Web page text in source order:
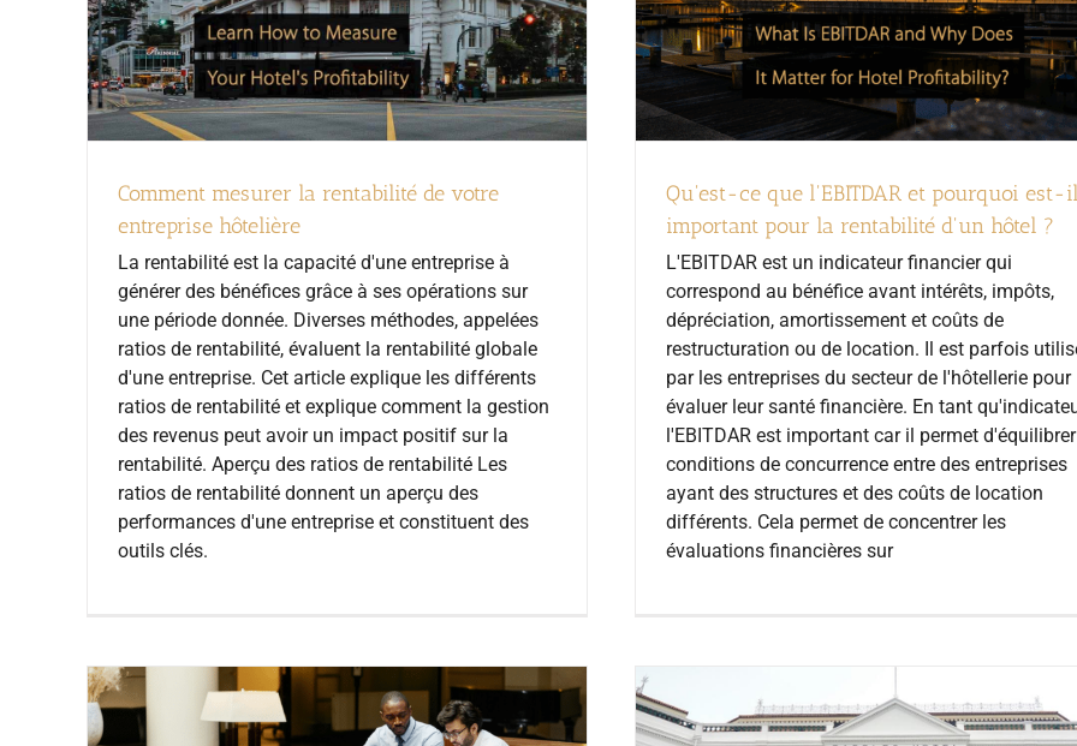
Comment mesurer la rentabilité de votre
entreprise hôtelière
La rentabilité est la capacité d'une entreprise à
générer des bénéfices grâce à ses opérations sur
une période donnée. Diverses méthodes, appelées
ratios de rentabilité, évaluent la rentabilité globale
d'une entreprise. Cet article explique les différents
ratios de rentabilité et explique comment la gestion
des revenus peut avoir un impact positif sur la
rentabilité. Aperçu des ratios de rentabilité Les
ratios de rentabilité donnent un aperçu des
performances d'une entreprise et constituent des
outils clés.
Qu'est-ce que l'EBITDAR et pourquoi est-
important pour la rentabilité d'un hôtel ?
L'EBITDAR est un indicateur financier qui
correspond au bénéfice avant intérêts, impôts,
dépréciation, amortissement et coûts de
restructuration ou de location. Il est parfois
par les entreprises du secteur de l'hôtellerie pour
évaluer leur santé financière. En tant
l'EBITDAR est important car il permet
conditions de concurrence entre des entreprises
ayant des structures et des coûts de location
différents. Cela permet de concentrer les
évaluations financières sur